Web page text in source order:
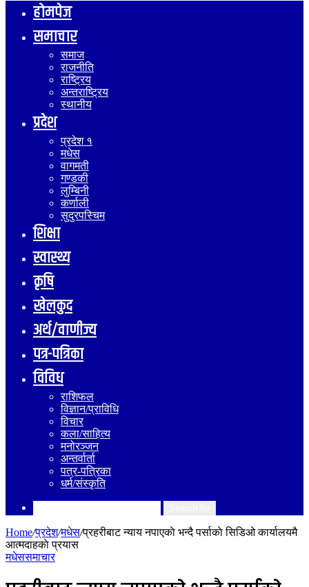
होमपेज
समाचार
समाज
राजनीति
राष्ट्रिय
अन्तराष्ट्रिय
स्थानीय
प्रदेश
प्रदेश १
मधेस
वागमती
गण्डकी
लुम्बिनी
कर्णाली
सुदुरपस्चिम
शिक्षा
स्वास्थ्य
कृषि
खेलकुद
अर्थ/वाणीज्य
पत्र-पत्रिका
विविध
राशिफल
विज्ञान/प्राविधि
विचार
कला/साहित्य
मनोरञ्जन
अन्तर्वार्ता
पत्र-पत्रिका
धर्म/संस्कृति
Home/प्रदेश/मधेस/प्रहरीबाट न्याय नपाएकाे भन्दै पर्साकाे सिडिओ कार्यालयमै
आत्मदाहकाे प्रयास
मधेससमाचार